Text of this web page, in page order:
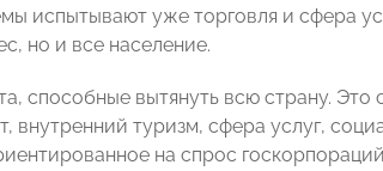
испытывают уже торговля и сфера
но и все население.
способные вытянуть всю страну. Это
внутренний туризм, сфера услуг,
на спрос